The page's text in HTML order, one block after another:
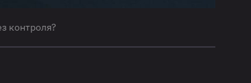
контроля?